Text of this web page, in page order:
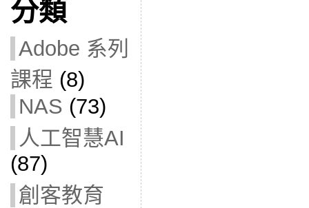
分類
Adobe 系列
課程 (8)
NAS (73)
人工智慧AI
(87)
創客教育